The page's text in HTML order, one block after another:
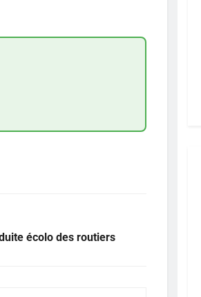
écolo des routiers